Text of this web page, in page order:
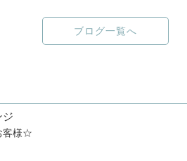
ブログ一覧へ
ジ
客様☆